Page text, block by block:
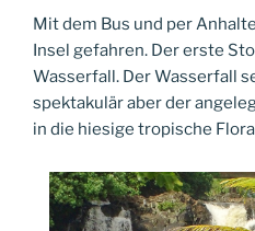
Mit dem Bus und per
Insel gefahren. Der erste
Wasserfall. Der Wasserfall
spektakulär aber der
in die hiesige tropische